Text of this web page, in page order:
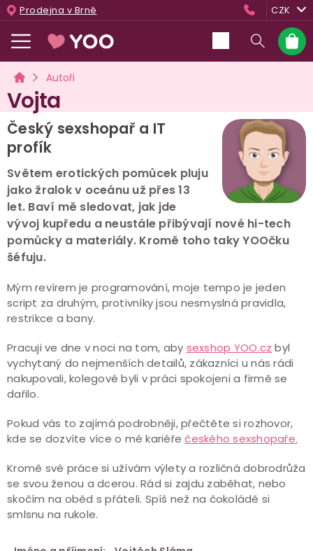
Přejít
na
obsah
Prodejna v Brně CZK
košík
DomůAutoři
Vojta
Český sexshopař a IT
profík
Světem erotických pomůcek pluju
jako žralok v oceánu už přes 13
let. Baví mě sledovat, jak jde
vývoj kupředu a neustále přibývají nové hi-tech
pomůcky a materiály. Kromě toho taky YOOčku
šéfuju.
Mým revírem je programování, moje tempo je jeden
script za druhým, protivníky jsou nesmyslná pravidla,
restrikce a bany.
Pracuji ve dne v noci na tom, aby sexshop YOO.cz byl
vychytaný do nejmenších detailů, zákazníci u nás rádi
nakupovali, kolegové byli v práci spokojeni a firmě se
dařilo.
Pokud vás to zajímá podrobněji, přečtěte si rozhovor,
kde se dozvíte více o mé kariéřečeského sexshopaře.
Kromě své práce si užívám výlety a rozličná dobrodrůža
se svou ženou a dcerou. Rád si zajdu zaběhat, nebo
skočím na oběd s přáteli. Spíš než na čokoládě si
smlsnu na rukole.